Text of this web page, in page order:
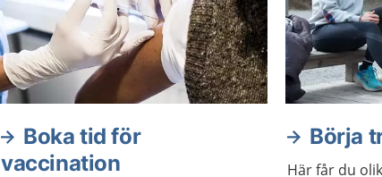
Boka tid för
vaccination
Börja
Här får du